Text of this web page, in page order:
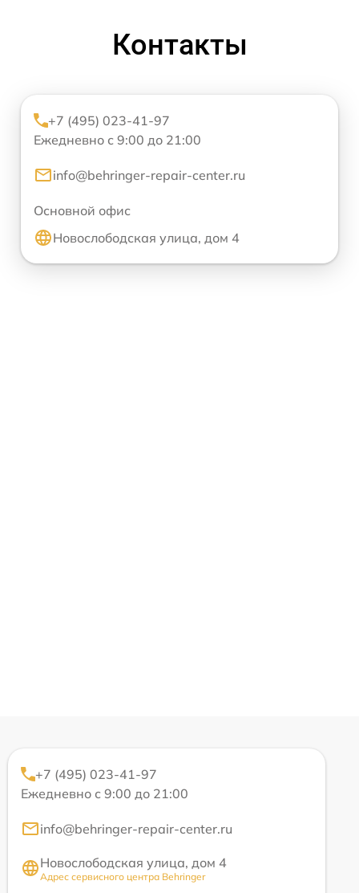
Контакты
+7 (495) 023-41-97
Ежедневно с 9:00 до 21:00
info@behringer-repair-center.ru
Основной офис
Новослободская улица, дом 4
+7 (495) 023-41-97
Ежедневно с 9:00 до 21:00
info@behringer-repair-center.ru
Новослободская улица, дом 4
Адрес сервисного центра Behringer